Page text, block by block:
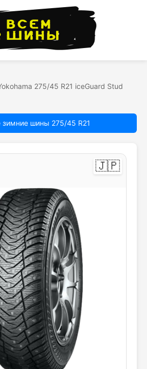
275/45 R21 iceGuard Stud
зимние шины 275/45 R21
🇯🇵